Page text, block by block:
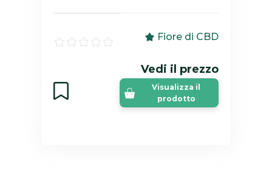
Fiore di CBD
Vedi il prezzo
Visualizza il
prodotto